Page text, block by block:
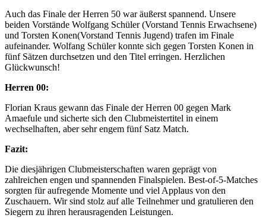
Auch das Finale der Herren 50 war äußerst spannend. Unsere
beiden Vorstände Wolfgang Schüler (Vorstand Tennis Erwachsene)
und Torsten Konen(Vorstand Tennis Jugend) trafen im Finale
aufeinander. Wolfang Schüler konnte sich gegen Torsten Konen in
fünf Sätzen durchsetzen und den Titel erringen. Herzlichen
Glückwunsch!
Herren 00:
Florian Kraus gewann das Finale der Herren 00 gegen Mark
Amaefule und sicherte sich den Clubmeistertitel in einem
wechselhaften, aber sehr engem fünf Satz Match.
Fazit:
Die diesjährigen Clubmeisterschaften waren geprägt von
zahlreichen engen und spannenden Finalspielen. Best-of-5-Matches
sorgten für aufregende Momente und viel Applaus von den
Zuschauern. Wir sind stolz auf alle Teilnehmer und gratulieren den
Siegern zu ihren herausragenden Leistungen.